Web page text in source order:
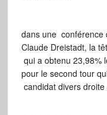
dans une conférence
Claude Dreistadt, la
qui a obtenu 23,98%
pour le second tour
candidat divers